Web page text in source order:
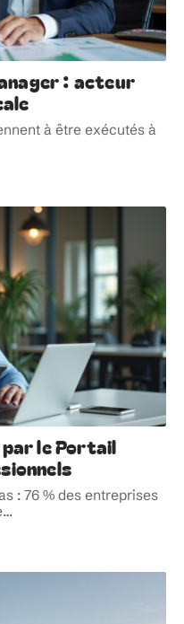
: acteur
à être exécutés à
le Portail
: 76 % des entreprises
…